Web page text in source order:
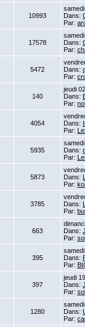
10993
Dans:
Par:
17578
Dans:
Par:
5472
Dans:
Par:
140
jeudi
Dans:
Par:
4054
Dans:
Par:
5935
Dans:
Par:
5873
Dans:
Par:
3785
Dans:
Par:
663
Dans:
Par:
395
Dans:
Par:
397
jeudi
Dans:
Par:
1280
Dans:
Par: